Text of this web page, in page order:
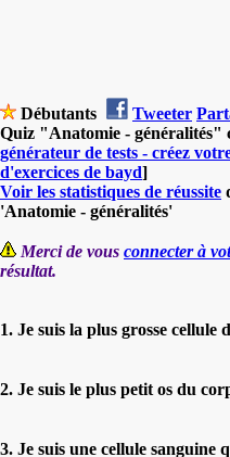
Débutants Tweeter
Quiz "Anatomie - généralités"
générateur de tests - créez
d'exercices de bayd]
Voir les statistiques de réussite
'Anatomie - généralités'
Merci de vous connecter à
résultat.
1. Je suis la plus grosse cellule
2. Je suis le plus petit os du
3. Je suis une cellule sanguine